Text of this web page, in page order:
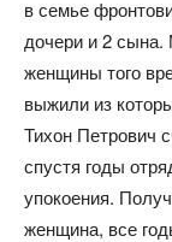
в семье
дочери и 2
женщины того
выжили из
Тихон Петрович
спустя годы
упокоения.
женщина, все